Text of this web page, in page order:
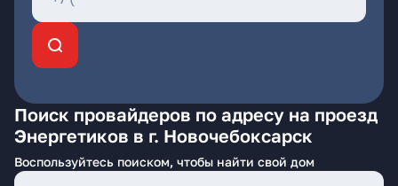
Поиск провайдеров по адресу на проезд
Энергетиков в г. Новочебоксарск
Воспользуйтесь поиском, чтобы найти свой дом